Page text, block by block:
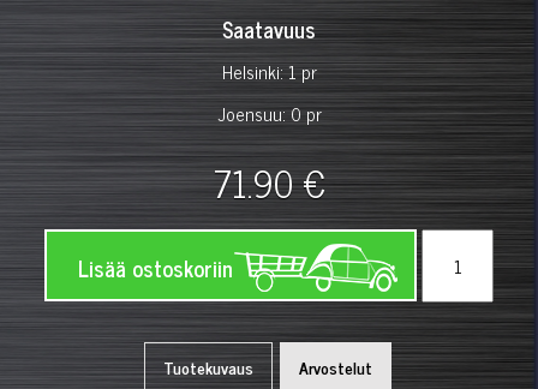
Saatavuus
Helsinki: 1 pr
Joensuu: 0 pr
71.90 €
Lisää ostoskoriin
Tuotekuvaus Arvostelut